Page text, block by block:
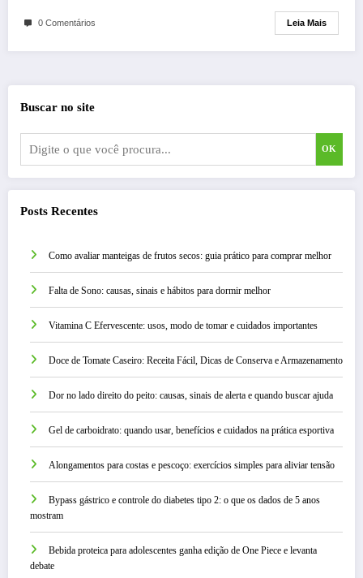
0 Comentários Leia Mais
Buscar no site
OK
Posts Recentes
Como avaliar manteigas de frutos secos: guia prático para comprar melhor
Falta de Sono: causas, sinais e hábitos para dormir melhor
Vitamina C Efervescente: usos, modo de tomar e cuidados importantes
Doce de Tomate Caseiro: Receita Fácil, Dicas de Conserva e Armazenamento
Dor no lado direito do peito: causas, sinais de alerta e quando buscar ajuda
Gel de carboidrato: quando usar, benefícios e cuidados na prática esportiva
Alongamentos para costas e pescoço: exercícios simples para aliviar tensão
Bypass gástrico e controle do diabetes tipo 2: o que os dados de 5 anos
mostram
Bebida proteica para adolescentes ganha edição de One Piece e levanta
debate